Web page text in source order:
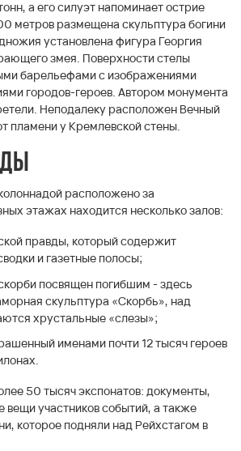
а его силуэт напоминает острие
метров размещена скульптура богини
установлена фигура Георгия
змея. Поверхности стелы
барельефами с изображениями
городов-героев. Автором монумента
Неподалеку расположен Вечный
пламени у Кремлевской стены.
расположено за
этажах находится несколько залов:
правды, который содержит
и газетные полосы;
посвящен погибшим - здесь
скульптура «Скорбь», над
хрустальные «слезы»;
именами почти 12 тысяч героев
50 тысяч экспонатов: документы,
вещи участников событий, а также
которое подняли над Рейхстагом в